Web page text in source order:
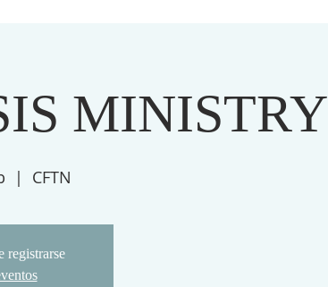
MINISTRY
  |
CFTN
registrarse